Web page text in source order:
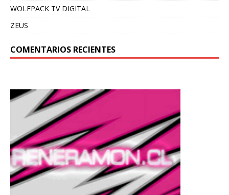
WOLFPACK TV DIGITAL
ZEUS
COMENTARIOS RECIENTES